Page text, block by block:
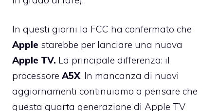
In questi giorni la FCC ha confermato che
Apple starebbe per lanciare una nuova
Apple TV. La principale differenza: il
processore A5X. In mancanza di nuovi
aggiornamenti continuiamo a pensare che
questa quarta generazione di Apple TV